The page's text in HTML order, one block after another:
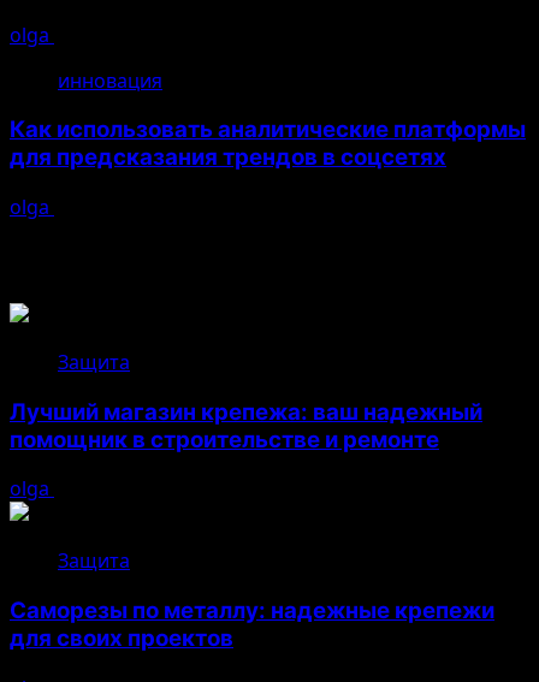
olga
инновация
Как использовать аналитические платформы
для предсказания трендов в соцсетях
olga
Защита
Лучший магазин крепежа: ваш надежный
помощник в строительстве и ремонте
olga
Защита
Саморезы по металлу: надежные крепежи
для своих проектов